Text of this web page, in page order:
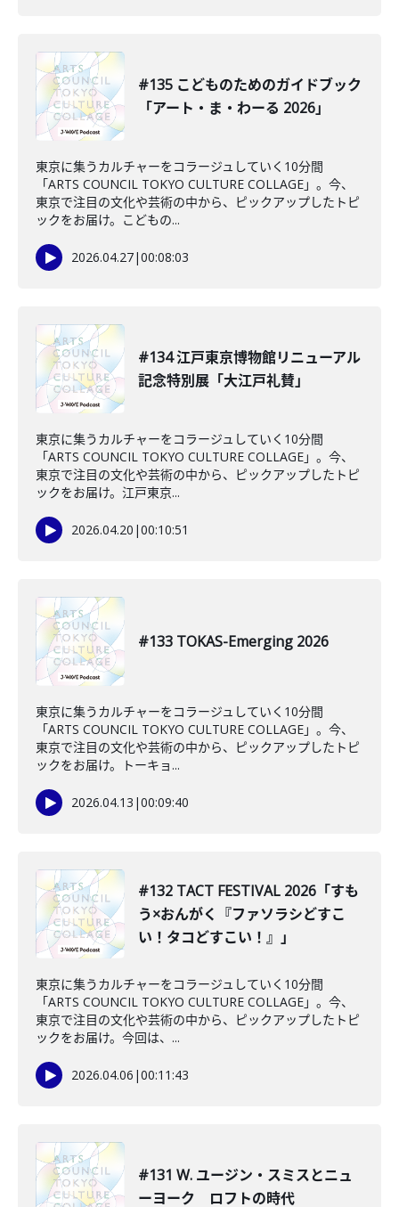
#135 こどものためのガイドブック
「アート・ま・わーる 2026」
東京に集うカルチャーをコラージュしていく10分間
「ARTS COUNCIL TOKYO CULTURE COLLAGE」。今、
東京で注目の文化や芸術の中から、ピックアップしたトピ
ックをお届け。こどもの...
2026.04.27|00:08:03
#134 江戸東京博物館リニューアル
記念特別展「大江戸礼賛」
東京に集うカルチャーをコラージュしていく10分間
「ARTS COUNCIL TOKYO CULTURE COLLAGE」。今、
東京で注目の文化や芸術の中から、ピックアップしたトピ
ックをお届け。江戸東京...
2026.04.20 |00:10:51
#133 TOKAS-Emerging 2026
東京に集うカルチャーをコラージュしていく10分間
「ARTS COUNCIL TOKYO CULTURE COLLAGE」。今、
東京で注目の文化や芸術の中から、ピックアップしたトピ
ックをお届け。トーキョ...
2026.04.13 |00:09:40
#132 TACT FESTIVAL 2026「すも
う×おんがく『ファソラシどすこ
い！タコどすこい！』」
東京に集うカルチャーをコラージュしていく10分間
「ARTS COUNCIL TOKYO CULTURE COLLAGE」。今、
東京で注目の文化や芸術の中から、ピックアップしたトピ
ックをお届け。今回は、...
2026.04.06 |00:11:43
#131 W. ユージン・スミスとニュ
ーヨーク ロフトの時代